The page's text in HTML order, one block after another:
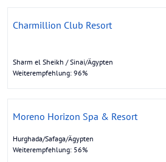
Charmillion Club Resort
Sharm el Sheikh / Sinai/Ägypten
Weiterempfehlung: 96%
Moreno Horizon Spa & Resort
Hurghada/Safaga/Ägypten
Weiterempfehlung: 56%